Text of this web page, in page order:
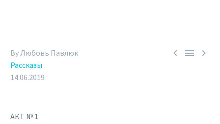
  
By Любовь Павлюк
Рассказы
14.06.2019
АКТ № 1